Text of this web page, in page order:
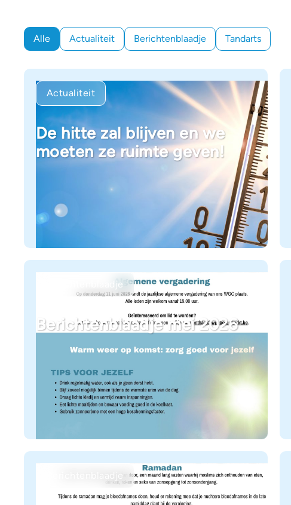
Alle Actualiteit Berichtenblaadje Tandarts
Actualiteit
De hitte zal blijven en we
moeten ze ruimte geven!
Berichtenblaadje
Berichtenblaadje mei 2026
Berichtenblaadje